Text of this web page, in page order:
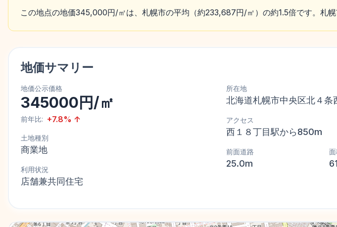
この地点の地価345,000円/㎡は、札幌市の平均（約233,687円/㎡）の約1.5倍です。札
地価サマリー
地価公示価格
345000円/㎡
前年比: +7.8% ↑
土地種別
商業地
利用状況
店舗兼共同住宅
所在地
北海道札幌市中央区北４条
アクセス
西１８丁目駅から850m
前面道路
25.0m